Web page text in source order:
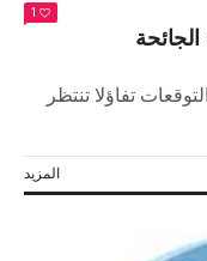
1
تفاؤلا تنتظر
المزيد